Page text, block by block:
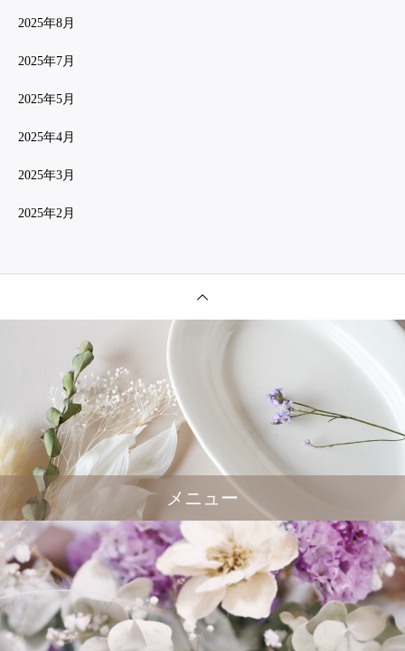
2025年8月
2025年7月
2025年5月
2025年4月
2025年3月
2025年2月
メニュー